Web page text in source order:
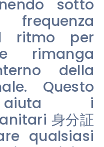
sotto
ritmo per
rimanga
della
Questo
aiuta i
身分証
qualsiasi